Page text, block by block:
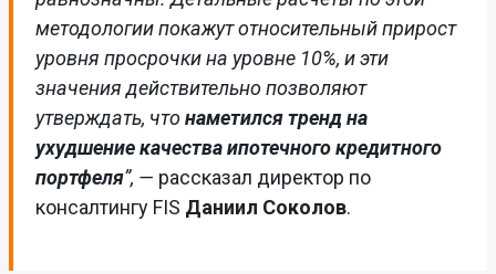
методологии покажут относительный прирост
уровня просрочки на уровне 10%, и эти
значения действительно позволяют
утверждать, чтонаметился тренд на
ухудшение качества ипотечного кредитного
портфеля”, — рассказал директор по
консалтингу FIS Даниил Соколов.